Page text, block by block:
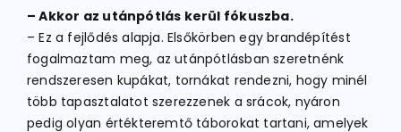
– Akkor az utánpótlás kerül fókuszba.
– Ez a fejlődés alapja. Elsőkörben egy brandépítést
fogalmaztam meg, az utánpótlásban szeretnénk
rendszeresen kupákat, tornákat rendezni, hogy minél
több tapasztalatot szerezzenek a srácok, nyáron
pedig olyan értékteremtő táborokat tartani, amelyek